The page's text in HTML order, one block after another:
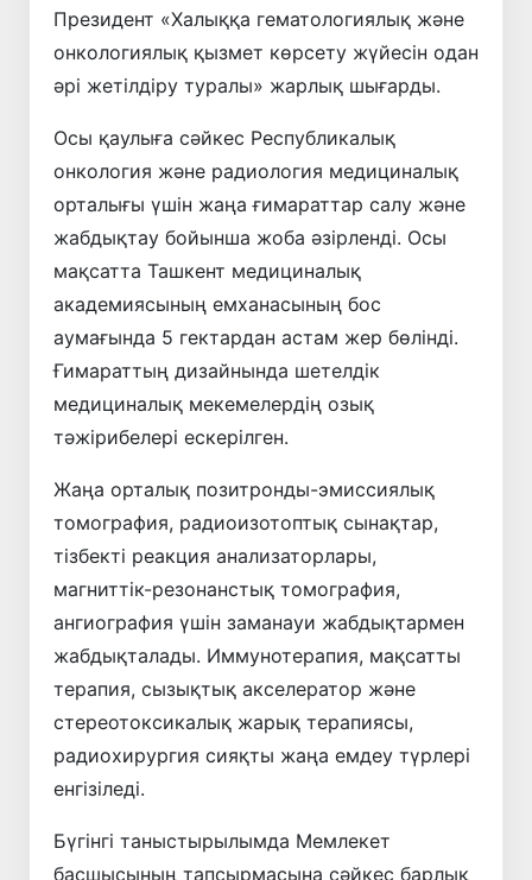
Президент «Халыққа гематологиялық және
онкологиялық қызмет көрсету жүйесін одан
әрі жетілдіру туралы» жарлық шығарды.
Осы қаулыға сәйкес Республикалық
онкология және радиология медициналық
орталығы үшін жаңа ғимараттар салу және
жабдықтау бойынша жоба әзірленді. Осы
мақсатта Ташкент медициналық
академиясының емханасының бос
аумағында 5 гектардан астам жер бөлінді.
Ғимараттың дизайнында шетелдік
медициналық мекемелердің озық
тәжірибелері ескерілген.
Жаңа орталық позитронды-эмиссиялық
томография, радиоизотоптық сынақтар,
тізбекті реакция анализаторлары,
магниттік-резонанстық томография,
ангиография үшін заманауи жабдықтармен
жабдықталады. Иммунотерапия, мақсатты
терапия, сызықтық акселератор және
стереотоксикалық жарық терапиясы,
радиохирургия сияқты жаңа емдеу түрлері
енгізіледі.
Бүгінгі таныстырылымда Мемлекет
басшысының тапсырмасына сәйкес барлық